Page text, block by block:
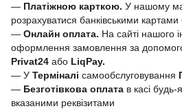
— Платіжною карткою. У нашому
розрахуватися банківськими картами
— Онлайн оплата. На сайті нашого
оформлення замовлення за
Privat24 або LiqPay.
— У Терміналі самообслуговування
— Безготівкова оплата в касі будь-
вказаними реквізитами